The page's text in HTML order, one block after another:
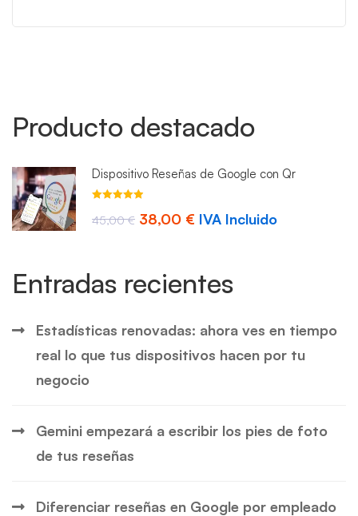
Producto destacado
Dispositivo Reseñas de Google con Qr
4.93de 5
45,00€ El
era:
38,00 € El
es:
IVA Incluido
Entradas recientes
Estadísticas renovadas: ahora ves en tiempo
real lo que tus dispositivos hacen por tu
negocio
Gemini empezará a escribir los pies de foto
de tus reseñas
Diferenciar reseñas en Google por empleado